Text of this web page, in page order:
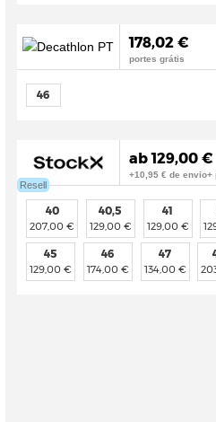
178,02 €
portes grátis
46
Resell
ab 129,00
+10,95 € de
40
207,00 €
40,5
129,00 €
41
129,00 €
45
129,00 €
46
174,00 €
47
134,00 €